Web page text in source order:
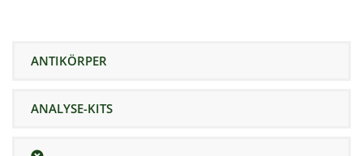
ANTIKÖRPER
ANALYSE-KITS